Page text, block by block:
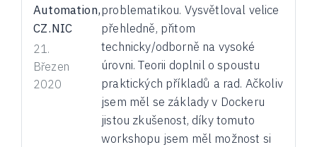
Automation,
CZ.NIC
21.
Březen
2020
problematikou. Vysvětloval velice
přehledně, přitom
technicky/odborně na vysoké
úrovni. Teorii doplnil o spoustu
praktických příkladů a rad. Ačkoliv
jsem měl se základy v Dockeru
jistou zkušenost, díky tomuto
workshopu jsem měl možnost si